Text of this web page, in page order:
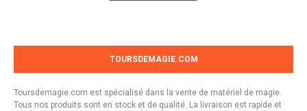
TOURSDEMAGIE.COM
Toursdemagie.com est spécialisé dans la vente de matériel de magie.
Tous nos produits sont en stock et de qualité. La livraison est rapide et